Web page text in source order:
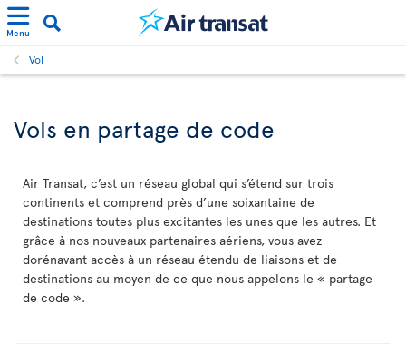
Menu
Vol
Vols en partage de code
Air Transat, c’est un réseau global qui s’étend sur trois
continents et comprend près d’une soixantaine de
destinations toutes plus excitantes les unes que les autres. Et
grâce à nos nouveaux partenaires aériens, vous avez
dorénavant accès à un réseau étendu de liaisons et de
destinations au moyen de ce que nous appelons le « partage
de code ».